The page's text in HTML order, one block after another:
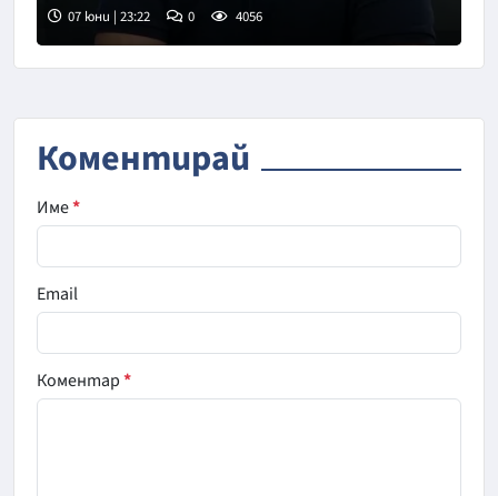
07 юни | 23:22 0 4056
Коментирай
Име*
Email
Коментар*